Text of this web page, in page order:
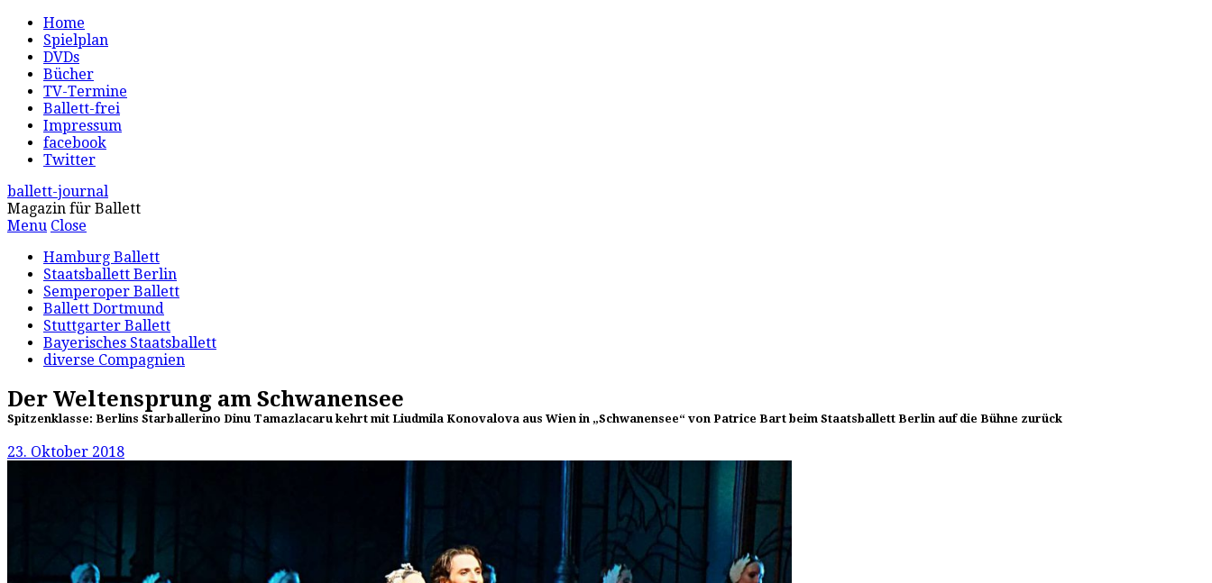
Home
Spielplan
DVDs
Bücher
TV-Termine
Ballett-frei
Impressum
facebook
Twitter
ballett-journal
Magazin für Ballett
Menu Close
Hamburg Ballett
Staatsballett Berlin
Semperoper Ballett
Ballett Dortmund
Stuttgarter Ballett
Bayerisches Staatsballett
diverse Compagnien
Der Weltensprung am Schwanensee
Spitzenklasse: Berlins Starballerino Dinu Tamazlacaru kehrt mit Liudmila Konovalova aus Wien in „Schwanensee“ von Patrice Bart beim Staatsballett Berlin auf die Bühne zurück
23. Oktober 2018